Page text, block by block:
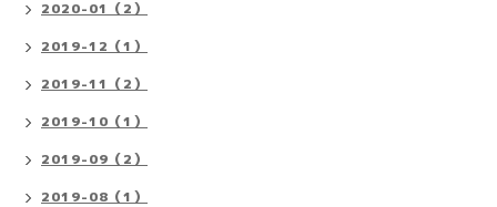
2020-01（2）
2019-12（1）
2019-11（2）
2019-10（1）
2019-09（2）
2019-08（1）